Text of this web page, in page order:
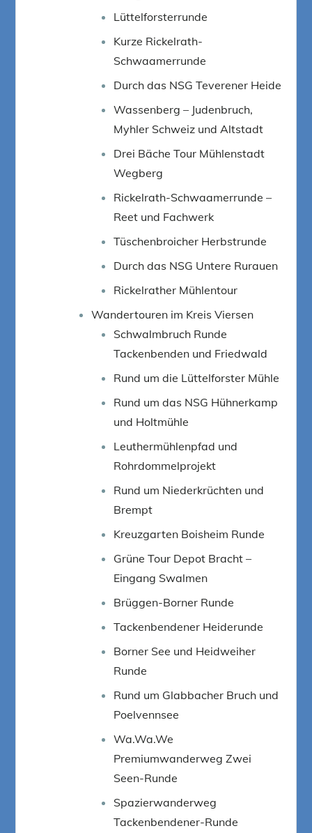
Lüttelforsterrunde
Kurze Rickelrath-
Schwaamerrunde
Durch das NSG Teverener Heide
Wassenberg – Judenbruch,
Myhler Schweiz und Altstadt
Drei Bäche Tour Mühlenstadt
Wegberg
Rickelrath-Schwaamerrunde –
Reet und Fachwerk
Tüschenbroicher Herbstrunde
Durch das NSG Untere Rurauen
Rickelrather Mühlentour
Wandertouren im Kreis Viersen
Schwalmbruch Runde
Tackenbenden und Friedwald
Rund um die Lüttelforster Mühle
Rund um das NSG Hühnerkamp
und Holtmühle
Leuthermühlenpfad und
Rohrdommelprojekt
Rund um Niederkrüchten und
Brempt
Kreuzgarten Boisheim Runde
Grüne Tour Depot Bracht –
Eingang Swalmen
Brüggen-Borner Runde
Tackenbendener Heiderunde
Borner See und Heidweiher
Runde
Rund um Glabbacher Bruch und
Poelvennsee
Wa.Wa.We
Premiumwanderweg Zwei
Seen-Runde
Spazierwanderweg
Tackenbendener-Runde